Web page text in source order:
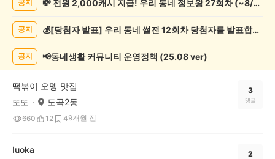
목
공지 💸 전원 2,000캐시 지급! 우리 동네 정보왕 27회차 (~8/10)
공지 💰[당첨자 발표] 우리 동네 썰전 12회차 당첨자를 발표합니다!
공지 📢동네생활 커뮤니티 운영정책 (25.08 ver)
떡볶이 오뎅 맛집
또또 도곡2동
660 12 49개월 전
3
댓글
Iuoka 2